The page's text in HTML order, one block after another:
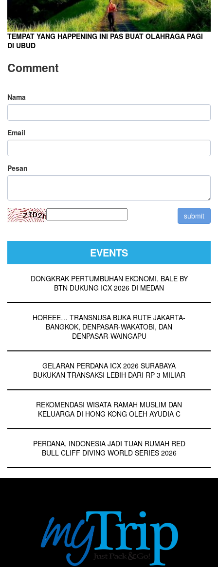
TEMPAT YANG HAPPENING INI PAS BUAT OLAHRAGA PAGI
DI UBUD
Comment
Nama
Email
Pesan
EVENTS
DONGKRAK PERTUMBUHAN EKONOMI, BALE BY
BTN DUKUNG ICX 2026 DI MEDAN
HOREEE… TRANSNUSA BUKA RUTE JAKARTA-
BANGKOK, DENPASAR-WAKATOBI, DAN
DENPASAR-WAINGAPU
GELARAN PERDANA ICX 2026 SURABAYA
BUKUKAN TRANSAKSI LEBIH DARI RP 3 MILIAR
REKOMENDASI WISATA RAMAH MUSLIM DAN
KELUARGA DI HONG KONG OLEH AYUDIA C
PERDANA, INDONESIA JADI TUAN RUMAH RED
BULL CLIFF DIVING WORLD SERIES 2026